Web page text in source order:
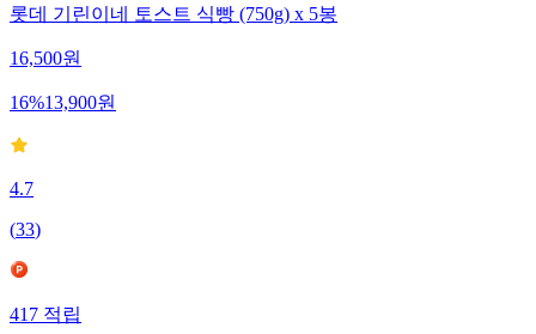
롯데 기린이네 토스트 식빵 (750g) x 5봉
16,500원
16%13,900원
4.7
(33)
417적립